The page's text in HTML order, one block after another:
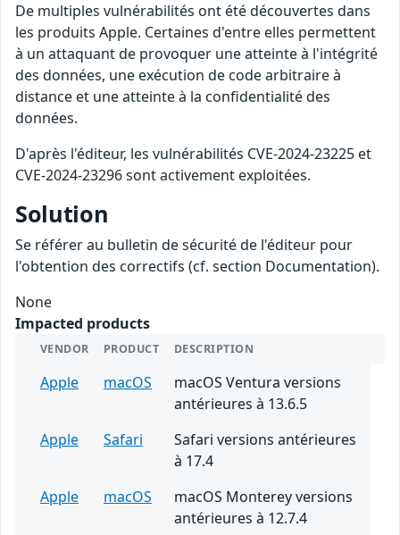
De multiples vulnérabilités ont été découvertes dans
les produits Apple. Certaines d'entre elles permettent
à un attaquant de provoquer une atteinte à l'intégrité
des données, une exécution de code arbitraire à
distance et une atteinte à la confidentialité des
données.
D'après l'éditeur, les vulnérabilités CVE-2024-23225 et
CVE-2024-23296 sont activement exploitées.
Solution
Se référer au bulletin de sécurité de l'éditeur pour
l'obtention des correctifs (cf. section Documentation).
None
Impacted products
VENDOR PRODUCT DESCRIPTION
Apple macOS
macOS Ventura versions
antérieures à 13.6.5
Apple
Safari
Safari versions antérieures
à 17.4
Apple
macOS
macOS Monterey versions
antérieures à 12.7.4